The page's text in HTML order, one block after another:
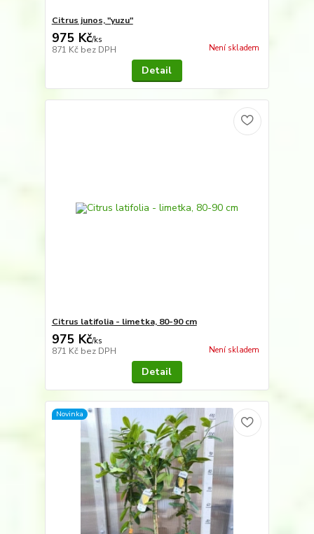
Citrus junos, "yuzu"
975 Kč/ks
871 Kč bez DPH Není skladem
Detail
Citrus latifolia - limetka, 80-90 cm
975 Kč/ks
871 Kč bez DPH Není skladem
Detail
Novinka